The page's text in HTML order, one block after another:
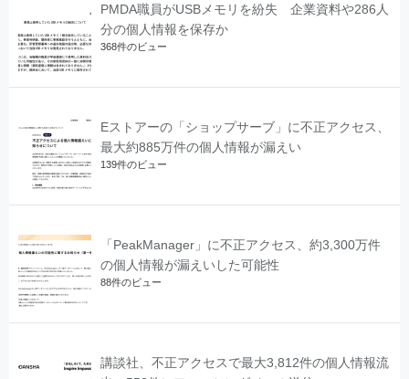
PMDA職員がUSBメモリを紛失 企業資料や286人
分の個人情報を保存か
368件のビュー
Eストアーの「ショップサーブ」に不正アクセス、
最大約885万件の個人情報が漏えい
139件のビュー
「PeakManager」に不正アクセス、約3,300万件
の個人情報が漏えいした可能性
88件のビュー
講談社、不正アクセスで最大3,812件の個人情報流